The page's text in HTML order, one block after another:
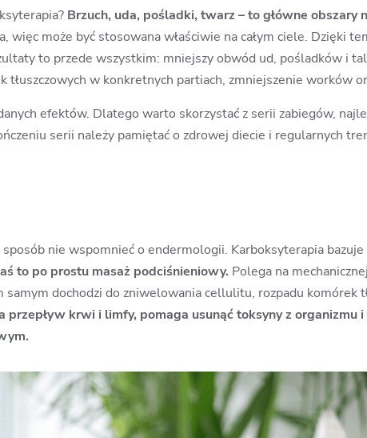
Brzuch, uda, pośladki, twarz – to główne obszary
więc może być stosowana właściwie na całym ciele. Dzięki
to przede wszystkim: mniejszy obwód ud, pośladków i
w konkretnych partiach, zmniejszenie worków
efektów. Dlatego warto skorzystać z serii zabiegów,
serii należy pamiętać o zdrowej diecie i regularnych
nie wspomnieć o endermologii. Karboksyterapia
to po prostu masaż podciśnieniowy. Polega na
dochodzi do zniwelowania cellulitu, rozpadu komórek
krwi i limfy, pomaga usunąć toksyny z organizmu